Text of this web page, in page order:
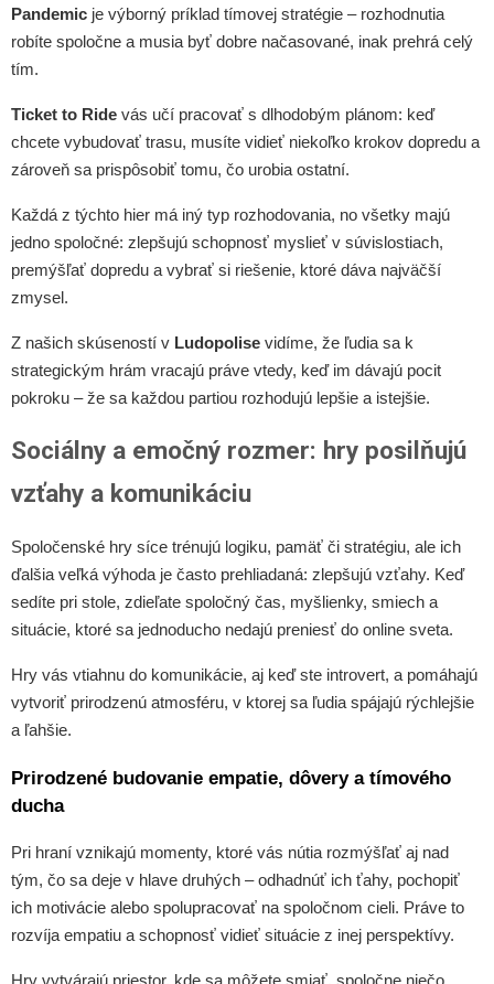
Pandemic je výborný príklad tímovej stratégie – rozhodnutia
robíte spoločne a musia byť dobre načasované, inak prehrá celý
tím.
Ticket to Ride vás učí pracovať s dlhodobým plánom: keď
chcete vybudovať trasu, musíte vidieť niekoľko krokov dopredu a
zároveň sa prispôsobiť tomu, čo urobia ostatní.
Každá z týchto hier má iný typ rozhodovania, no všetky majú
jedno spoločné: zlepšujú schopnosť myslieť v súvislostiach,
premýšľať dopredu a vybrať si riešenie, ktoré dáva najväčší
zmysel.
Z našich skúseností v Ludopolise vidíme, že ľudia sa k
strategickým hrám vracajú práve vtedy, keď im dávajú pocit
pokroku – že sa každou partiou rozhodujú lepšie a istejšie.
Sociálny a emočný rozmer: hry posilňujú
vzťahy a komunikáciu
Spoločenské hry síce trénujú logiku, pamäť či stratégiu, ale ich
ďalšia veľká výhoda je často prehliadaná: zlepšujú vzťahy. Keď
sedíte pri stole, zdieľate spoločný čas, myšlienky, smiech a
situácie, ktoré sa jednoducho nedajú preniesť do online sveta.
Hry vás vtiahnu do komunikácie, aj keď ste introvert, a pomáhajú
vytvoriť prirodzenú atmosféru, v ktorej sa ľudia spájajú rýchlejšie
a ľahšie.
Prirodzené budovanie empatie, dôvery a tímového
ducha
Pri hraní vznikajú momenty, ktoré vás nútia rozmýšľať aj nad
tým, čo sa deje v hlave druhých – odhadnúť ich ťahy, pochopiť
ich motivácie alebo spolupracovať na spoločnom cieli. Práve to
rozvíja empatiu a schopnosť vidieť situácie z inej perspektívy.